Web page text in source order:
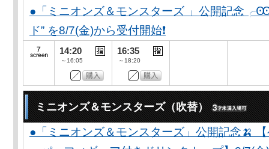
●「ミニオンズ＆モンスターズ 」公開記念
ド” を8/7(金)から受付開始❗️
14:20
～16:05
16:35
～18:20
ミニオンズ＆モンスターズ（吹替）
●「ミニオンズ＆モンスターズ」公開記念🍌